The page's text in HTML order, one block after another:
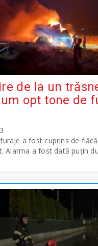
de la un
opt tone de
a fost cuprins de
Alarma a fost dată puțin